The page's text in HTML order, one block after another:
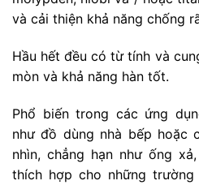
và cải thiện khả năng chống
Hầu hết đều có từ tính và
mòn và khả năng hàn tốt.
Phổ biến trong các ứng
như đồ dùng nhà bếp hoặc
nhìn, chẳng hạn như ống
thích hợp cho những